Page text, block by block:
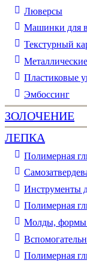
Люверсы
Машинки для
Текстурный
Пластиковые
Эмбоссинг
ЗОЛОЧЕНИЕ
ЛЕПКА
Полимерная
Инструменты
Полимерная
Молды, формы
Полимерная